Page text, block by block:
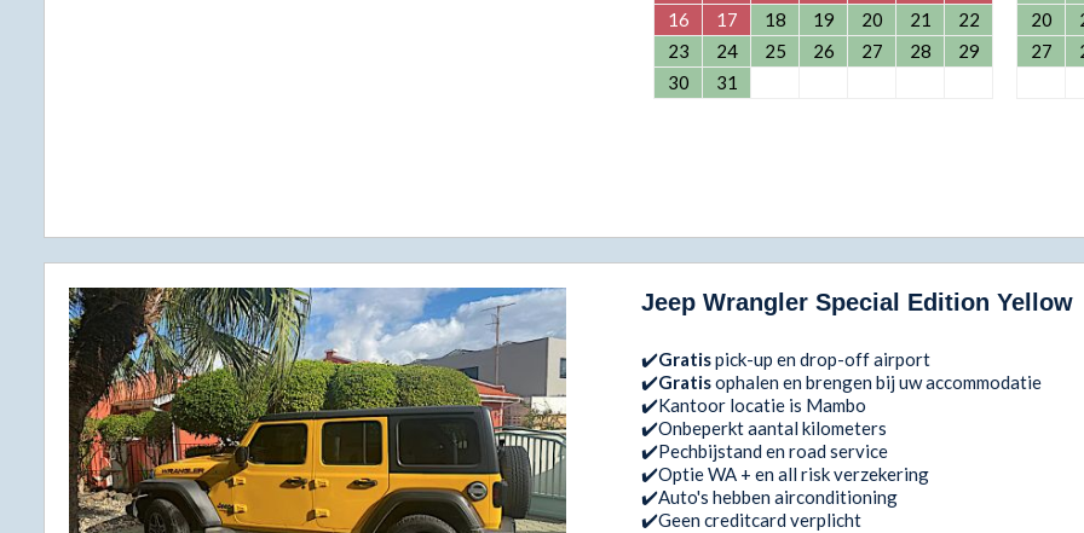
16
17 18 19 20 21
22
23
24 25 26 27 28
29
30
31
20
27
Jeep Wrangler Special Edition Yellow
✔️Gratispick-up en drop-off airport
✔️Gratisophalen en brengen bij uw accommodatie
✔️Kantoor locatie is Mambo
✔️Onbeperkt aantal kilometers
✔️Pechbijstand en road service
✔️Optie WA + en all risk verzekering
✔️Auto's hebben airconditioning
✔️Geen creditcard verplicht